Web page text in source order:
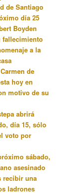
de Santiago
día 25
Boyden
fallecimiento
a la
de
hoy en
motivo de su
abrirá
día 15, sólo
voto por
sábado,
asesinado
recibir una
ladrones